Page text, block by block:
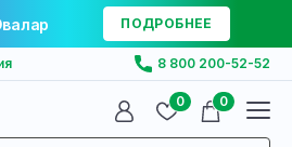
ПОДРОБНЕЕ
8 800 200-52-52
0 0